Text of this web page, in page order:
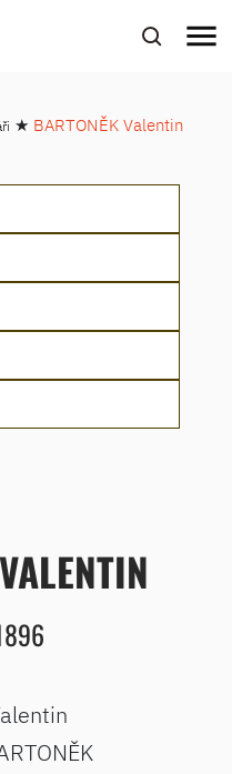
menu
★ BARTONĚK Valentin